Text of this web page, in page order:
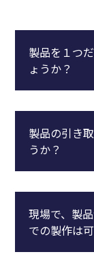
製品を１つ
ょうか？
製品の引き
うか？
現場で、製
での製作は